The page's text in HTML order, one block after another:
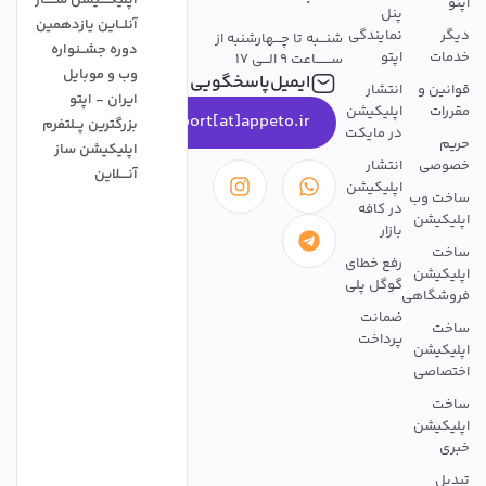
دیگر
خدمات
قوانین و
مقررات
حریم
خصوصی
ساخت وب
اپلیکیشن
ساخت
اپلیکیشن
فروشگاهی
ساخت
اپلیکیشن
اختصاصی
ساخت
اپلیکیشن
خبری
تبدیل
پنل
نمایندگی
اپتو
انتشار
اپلیکیشن
در مایکت
انتشار
اپلیکیشن
در کافه
بازار
رفع خطای
گوگل پلی
ضمانت
پرداخت
شنـــبه تا چـــهارشنبه از
ســـــــاعت 9 الـــی 17
ایمیل‌پاسخگویی
support[at]appeto.ir
آنلــاین یازدهمین
دوره جشــنواره
وب و موبایل
ایران - اپتو
بزرگترین پــلتفرم
اپلیکیشن ساز
آنــــلاین